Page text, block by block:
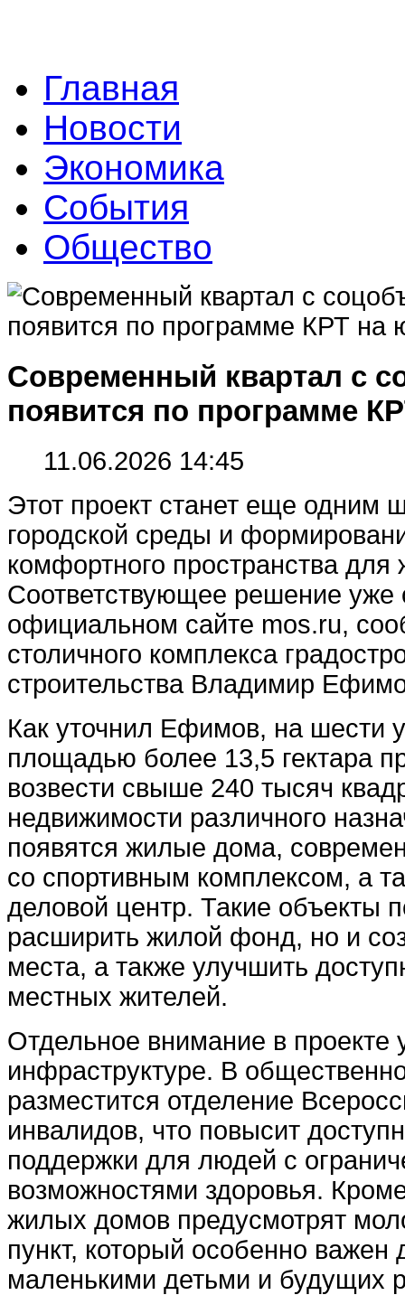
Главная
Новости
Экономика
События
Общество
Современный квартал с
появится по программе
11.06.2026 14:45
Этот проект станет еще одним
городской среды и
комфортного пространства для
Соответствующее решение уже
официальном сайте mos.ru,
столичного комплекса
строительства Владимир
Как уточнил Ефимов, на шести
площадью более 13,5 гектара
возвести свыше 240 тысяч
недвижимости различного
появятся жилые дома,
со спортивным комплексом, а
деловой центр. Такие объекты
расширить жилой фонд, но и
места, а также улучшить
местных жителей.
Отдельное внимание в проекте
инфраструктуре. В
разместится отделение
инвалидов, что повысит
поддержки для людей с
возможностями здоровья.
жилых домов предусмотрят
пункт, который особенно важен
маленькими детьми и будущих